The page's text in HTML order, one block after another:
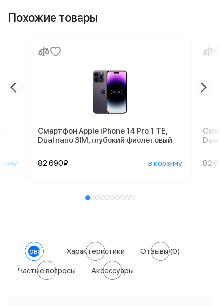
Похожие товары
Смартфон Apple iPhone 14 Pro 1 ТБ,
Dual nano SIM, глубокий фиолетовый
82 690₽ в корзину 82
О товаре Характеристики Отзывы(0)
Частые вопросы Аксессуары